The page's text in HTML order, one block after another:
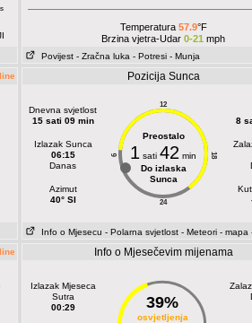
Temperatura 57.9°F
Brzina vjetra-Udar 0-21 mph
Povijest - Zračna luka - Potresi - Munja
Pozicija Sunca
Dnevna svjetlost
15 sati 09 min
Izlazak Sunca
06:15
Danas
Azimut
40° SI
12
24
6 18
Preostalo
1 sati 42 min
Do izlaska
Sunca
8
Info o Mjesecu - Polarna svjetlost - Meteori - mapa
Info o Mjesečevim mijenama
Izlazak Mjeseca
Sutra
00:29
39%
osvjetljenja